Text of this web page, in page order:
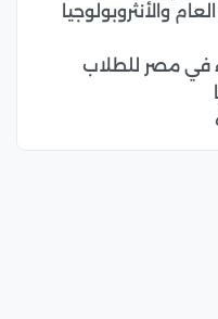
والأنثروبولوجيا
في مصر للطلاب